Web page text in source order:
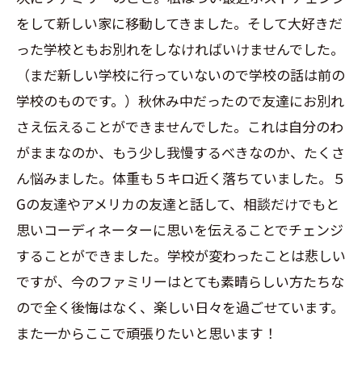
をして新しい家に移動してきました。そして大好きだ
った学校ともお別れをしなければいけませんでした。
（まだ新しい学校に行っていないので学校の話は前の
学校のものです。）秋休み中だったので友達にお別れ
さえ伝えることができませんでした。これは自分のわ
がままなのか、もう少し我慢するべきなのか、たくさ
ん悩みました。体重も５キロ近く落ちていました。５
Gの友達やアメリカの友達と話して、相談だけでもと
思いコーディネーターに思いを伝えることでチェンジ
することができました。学校が変わったことは悲しい
ですが、今のファミリーはとても素晴らしい方たちな
ので全く後悔はなく、楽しい日々を過ごせています。
また一からここで頑張りたいと思います！